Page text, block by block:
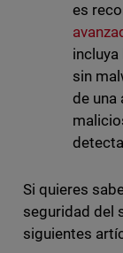
es
sin
de una
Si quieres
seguridad del
siguientes